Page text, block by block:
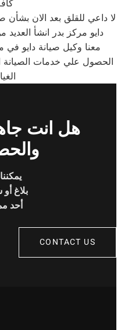
لا داعي للقلق بعد الان بشأن
دايو مركز بدر انشأ
معنا وكيل صيانة دايو
الحصول علي خدمات الصيانة
هل انت
بلاغ
أحد
CONTACT US